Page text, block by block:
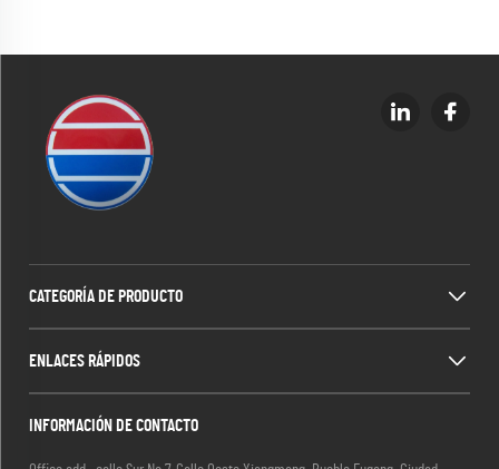
CATEGORÍA DE PRODUCTO
ENLACES RÁPIDOS
INFORMACIÓN DE CONTACTO